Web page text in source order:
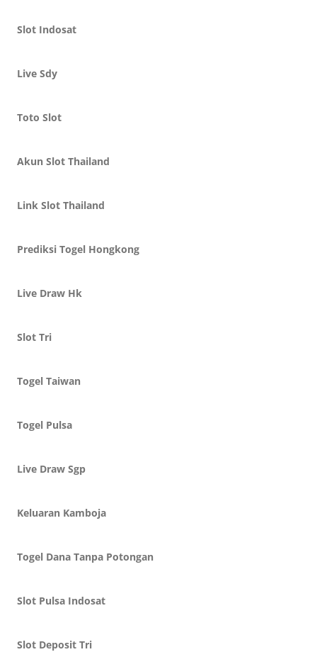
Slot Indosat
Live Sdy
Toto Slot
Akun Slot Thailand
Link Slot Thailand
Prediksi Togel Hongkong
Live Draw Hk
Slot Tri
Togel Taiwan
Togel Pulsa
Live Draw Sgp
Keluaran Kamboja
Togel Dana Tanpa Potongan
Slot Pulsa Indosat
Slot Deposit Tri